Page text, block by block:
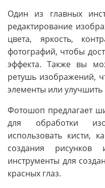
Один из главных
редактирование
цвета, яркость,
фотографий, чтобы
эффекта. Также вы
ретушь изображений,
элементы или улучшить
Фотошоп предлагает
для обработки
использовать кисти,
создания
инструменты для
красных глаз.